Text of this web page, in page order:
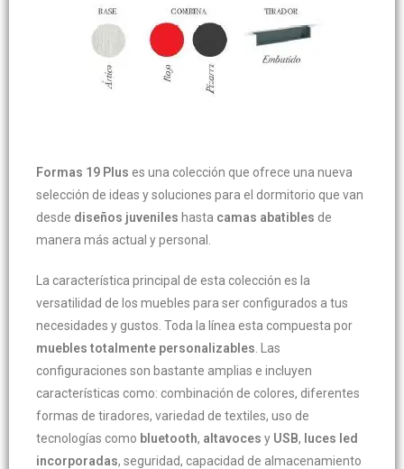
Formas 19 Plus es una colección que ofrece una nueva
selección de ideas y soluciones para el dormitorio que van
desde diseños juveniles hasta camas abatibles de
manera más actual y personal.
La característica principal de esta colección es la
versatilidad de los muebles para ser configurados a tus
necesidades y gustos. Toda la línea esta compuesta por
muebles totalmente personalizables . Las
configuraciones son bastante amplias e incluyen
características como: combinación de colores, diferentes
formas de tiradores, variedad de textiles, uso de
tecnologías como bluetooth, altavoces y USB, luces led
incorporadas, seguridad, capacidad de almacenamiento